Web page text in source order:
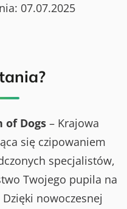
07.07.2025
Dogs– Krajowa
się czipowaniem
specjalistów,
Twojego pupila na
nowoczesnej